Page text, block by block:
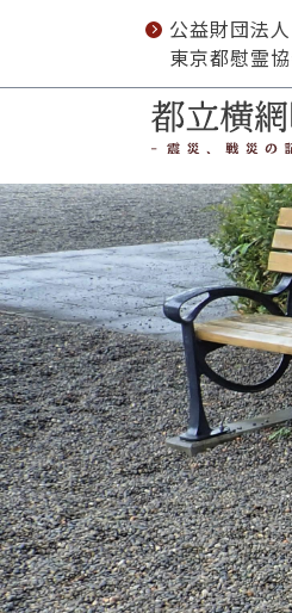
公益財団法人
東京都慰霊